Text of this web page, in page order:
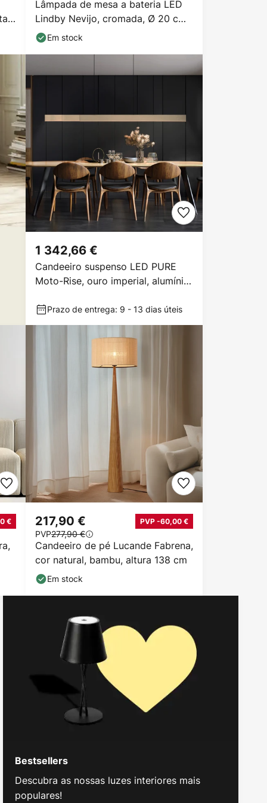
Lâmpada de mesa a bateria LED
Lindby Nevijo, cromada, Ø 20 cm,
USB, regulador
Em stock
Candeeiro suspenso LED PURE
Moto-Rise, ouro imperial, alumínio,
1 342,66 €
Prazo de entrega: 9 - 13 dias úteis
€
Candeeiro de pé Lucande Fabrena,
cor natural, bambu, altura 138 cm
217,90 € PVP -60,00 €
PVP277,90 €
Em stock
Bestsellers
Descubra as nossas luzes interiores mais
populares!